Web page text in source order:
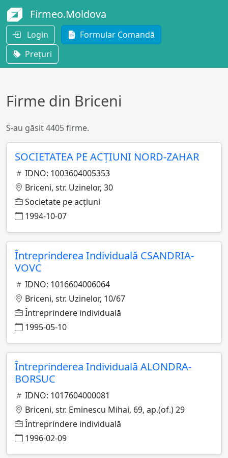
Firmeo.Moldova
Login
Formular Comandă
Prețuri
Firme din Briceni
S-au găsit 4405 firme.
SOCIETATEA PE ACŢIUNI NORD-ZAHAR
IDNO: 1003604005353
Briceni, str. Uzinelor, 30
Societate pe acţiuni
1994-10-07
Întreprinderea Individuală CSANDRIA-
VOVC
IDNO: 1016604006064
Briceni, str. Uzinelor, 10/67
Întreprindere individuală
1995-05-10
Întreprinderea Individuală ALONDRA-
BORSUC
IDNO: 1017604000081
Briceni, str. Eminescu Mihai, 69, ap.(of.) 29
Întreprindere individuală
1996-02-09